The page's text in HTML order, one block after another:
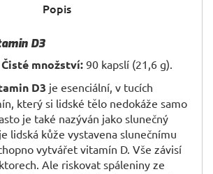
Popis
D3
Čisté množství: 90 kapslí (21,6 g).
D3 je esenciální, v tucích
který si lidské tělo nedokáže samo
je také nazýván jako slunečný
lidská kůže vystavena slunečnímu
vytvářet vitamín D. Vše závisí
Ale riskovat spáleniny ze